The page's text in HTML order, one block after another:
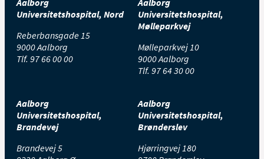
Aalborg
Universitetshospital, Nord
Reberbansgade 15
9000 Aalborg
Tlf. 97 66 00 00
Aalborg
Universitetshospital,
Mølleparkvej
Mølleparkvej 10
9000 Aalborg
Tlf. 97 64 30 00
Aalborg
Universitetshospital,
Brandevej
Brandevej 5
Aalborg
Universitetshospital,
Brønderslev
Hjørringvej 180